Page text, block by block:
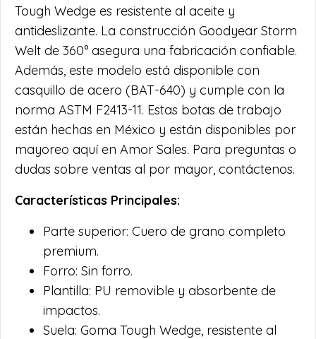
Tough Wedge es resistente al aceite y
antideslizante. La construcción Goodyear Storm
Welt de 360° asegura una fabricación confiable.
Además, este modelo está disponible con
casquillo de acero (BAT-640) y cumple con la
norma ASTM F2413-11. Estas botas de trabajo
están hechas en México y están disponibles por
mayoreo aquí en Amor Sales. Para preguntas o
dudas sobre ventas al por mayor, contáctenos.
Características Principales:
Parte superior: Cuero de grano completo
premium.
Forro: Sin forro.
Plantilla: PU removible y absorbente de
impactos.
Suela: Goma Tough Wedge, resistente al